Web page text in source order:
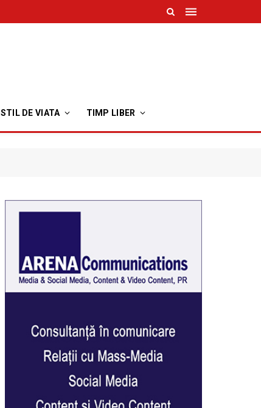
STIL DE VIATA TIMP LIBER